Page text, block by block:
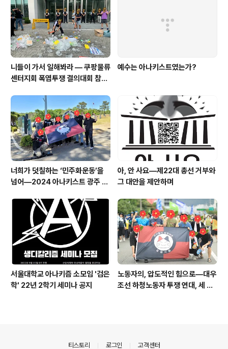
니들이 가서 일해봐라 — 쿠팡물류
센터지회 폭염투쟁 결의대회 참가
예수는 아나키스트였는가?
너희가 덧칠하는 ‘민주화운동’을
넘어―2024 아나키스트 광주 기
아, 안 사요―제22대 총선 거부와
그 대안을 제안하며
서울대학교 아나키즘 소모임 '검은
학' 22년 2학기 세미나 공지
노동자의, 압도적인 힘으로―대우
조선 하청노동자 투쟁 연대, 세 번
티스토리 로그인 고객센터